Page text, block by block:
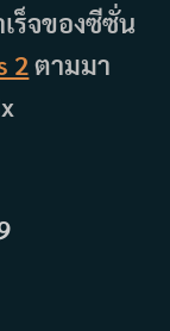
ร็จของซีซั่น
2ตามมา